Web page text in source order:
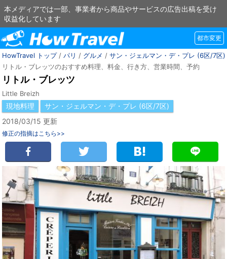
本メディアでは一部、事業者から商品やサービスの広告出稿を受け
収益化しています
都市変更
HowTravel トップ/ パリ / グルメ / サン・ジェルマン・デ・プレ (6区/7区)
リトル・ブレッツのおすすめ料理、料金、行き方、営業時間、予約
リトル・ブレッツ
Little Breizh
現地料理
サン・ジェルマン・デ・プレ (6区/7区)
2018/03/15 更新
修正の指摘はこちら>>